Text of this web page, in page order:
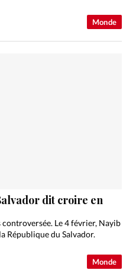
Monde
Monde
dit croire en
Le 4 février, Nayib
République du Salvador.